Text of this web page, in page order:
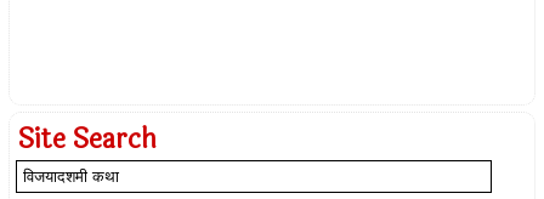
Site Search